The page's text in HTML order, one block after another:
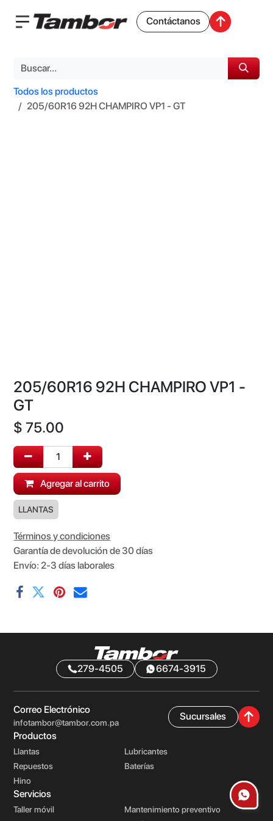
Contáctanos
Todos los productos
205/60R16 92H CHAMPIRO VP1 - GT
205/60R16 92H CHAMPIRO VP1 -
GT
$75.00
Agregar al carrito
LLANTAS
Términos y condiciones
Garantía de devolución de 30 días
Envío: 2-3 días laborales
279-4505 6674-3915
Correo Electrónico
infotambor@tambor.com.pa
Sucursales
Productos
Llantas
Lubricantes
Repuestos
Baterías
Hino
Servicios
Taller móvil
Mantenimiento preventivo